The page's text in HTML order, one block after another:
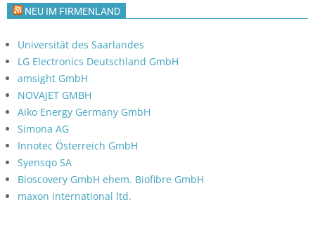
NEU IM FIRMENLAND
Universität des Saarlandes
LG Electronics Deutschland GmbH
amsight GmbH
NOVAJET GMBH
Aiko Energy Germany GmbH
Simona AG
Innotec Österreich GmbH
Syensqo SA
Bioscovery GmbH ehem. Biofibre GmbH
maxon international ltd.